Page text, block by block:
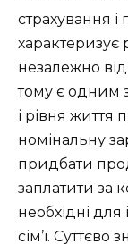
страхування
характеризує
незалежно
тому є одним
і рівня життя
номінальну
придбати
заплатити за
необхідні
сім’ї.